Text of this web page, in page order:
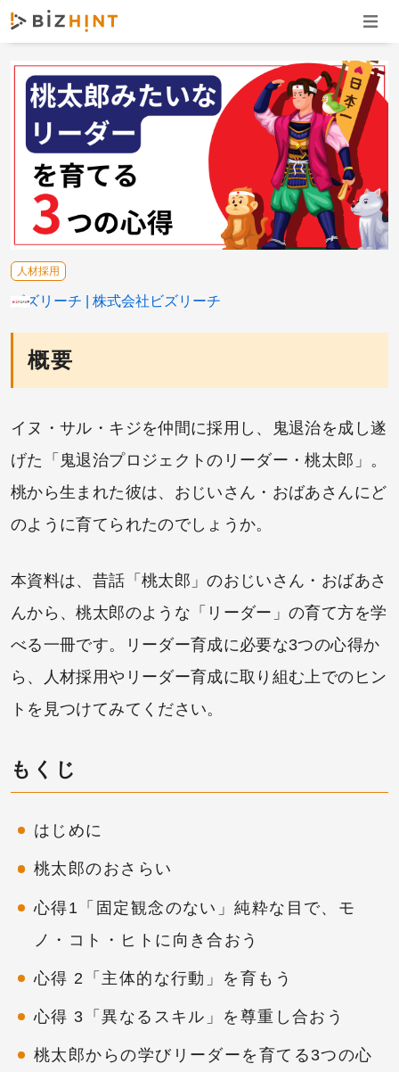
ナビ
概要
イヌ・サル・キジを仲間に採用し、鬼退治を成し遂
げた「鬼退治プロジェクトのリーダー・桃太郎」。
桃から生まれた彼は、おじいさん・おばあさんにど
のように育てられたのでしょうか。
本資料は、昔話「桃太郎」のおじいさん・おばあさ
んから、桃太郎のような「リーダー」の育て方を学
べる一冊です。リーダー育成に必要な3つの心得か
ら、人材採用やリーダー育成に取り組む上でのヒン
トを見つけてみてください。
もくじ
はじめに
桃太郎のおさらい
心得1「固定観念のない」純粋な目で、モ
ノ・コト・ヒトに向き合おう
心得 2「主体的な行動」を育もう
心得 3「異なるスキル」を尊重し合おう
桃太郎からの学びリーダーを育てる3つの心
人材採用
ビズリーチ 株式会社ビズリーチ